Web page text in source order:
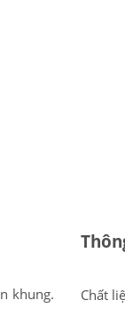
khung. Chất